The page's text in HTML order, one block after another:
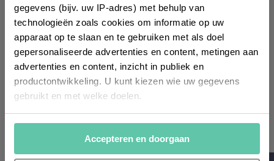
gegevens (bijv. uw IP-adres) met behulp van
technologieën zoals cookies om informatie op uw
apparaat op te slaan en te gebruiken met als doel
gepersonaliseerde advertenties en content, metingen aan
advertenties en content, inzicht in publiek en
productontwikkeling. U kunt kiezen wie uw gegevens
gebruikt en met welke doelen.
Als u het toestaat, willen we ook graag:
Informatie verzamelen over uw geografische
locatie, die tot een paar meter nauwkeurig kan zijn
Accepteren en doorgaan
Frankreich informiert werden? Dann
melde dich für unseren
zweiwöchentlichen Newsletter an. Im
Handumdrehen erledigt!
Voornaam
Achternaam